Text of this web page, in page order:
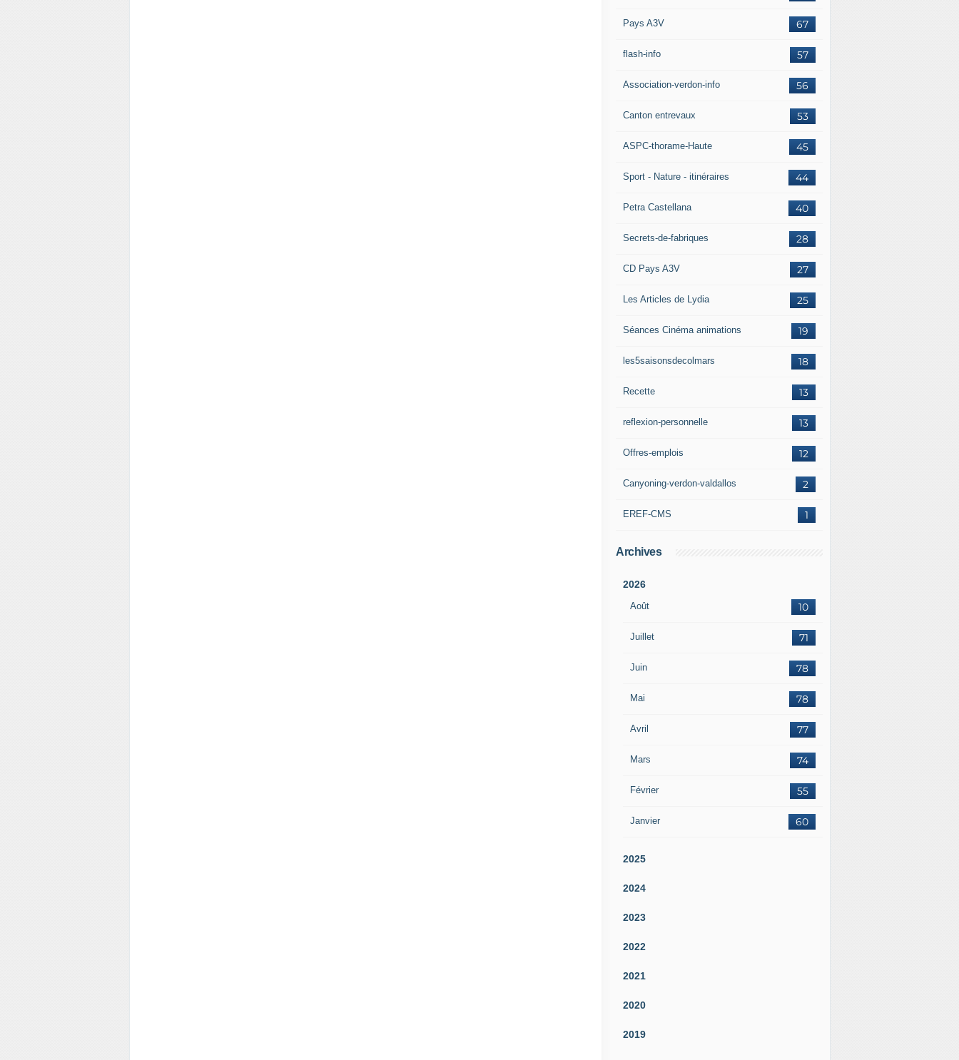
67
Pays A3V
57
flash-info
56
Association-verdon-info
53
Canton entrevaux
45
ASPC-thorame-Haute
44
Sport - Nature - itinéraires
40
Petra Castellana
28
Secrets-de-fabriques
27
CD Pays A3V
25
Les Articles de Lydia
19
Séances Cinéma animations
18
les5saisonsdecolmars
13
Recette
13
reflexion-personnelle
12
Offres-emplois
2
Canyoning-verdon-valdallos
1
EREF-CMS
Archives
2026
Août 10
Juillet 71
Juin 78
Mai 78
Avril 77
Mars 74
Février 55
Janvier 60
2025
2024
2023
2022
2021
2020
2019